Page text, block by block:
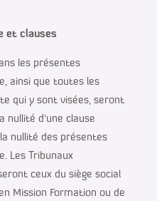
et clauses
les présentes
ainsi que toutes les
qui y sont visées, seront
nullité d’une clause
nullité des présentes
Les Tribunaux
ceux du siège social
Mission Formation ou de